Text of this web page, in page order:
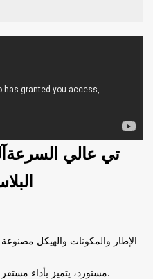
تي عالي السرعة
2- نظام تحكم حاسوبي PLC مستورد، يتميز بأداء مستقر وموثوق.